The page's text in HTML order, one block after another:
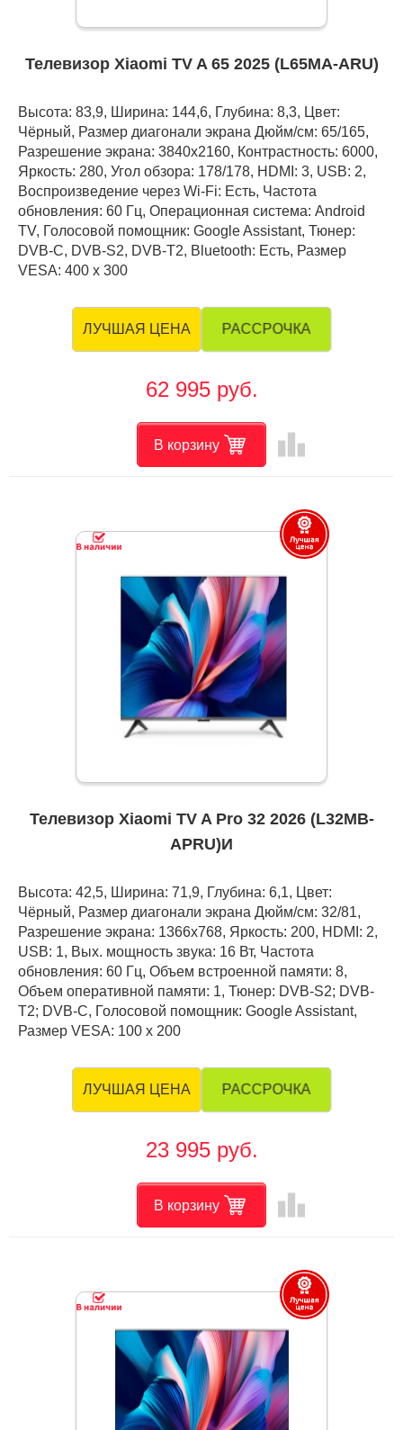
Телевизор Xiaomi TV A 65 2025 (L65MA-ARU)
Высота: 83,9, Ширина: 144,6, Глубина: 8,3, Цвет:
Чёрный, Размер диагонали экрана Дюйм/см: 65/165,
Разрешение экрана: 3840x2160, Контрастность: 6000,
Яркость: 280, Угол обзора: 178/178, HDMI: 3, USB: 2,
Воспроизведение через Wi-Fi: Есть, Частота
обновления: 60 Гц, Операционная система: Android
TV, Голосовой помощник: Google Assistant, Тюнер:
DVB-C, DVB-S2, DVB-T2, Bluetooth: Есть, Размер
VESA: 400 х 300
ЛУЧШАЯ ЦЕНА РАССРОЧКА
62 995 руб.
В корзину leaderboard
Телевизор Xiaomi TV A Pro 32 2026 (L32MB-
APRU)И
Высота: 42,5, Ширина: 71,9, Глубина: 6,1, Цвет:
Чёрный, Размер диагонали экрана Дюйм/см: 32/81,
Разрешение экрана: 1366x768, Яркость: 200, HDMI: 2,
USB: 1, Вых. мощность звука: 16 Вт, Частота
обновления: 60 Гц, Объем встроенной памяти: 8,
Объем оперативной памяти: 1, Тюнер: DVB-S2; DVB-
T2; DVB-C, Голосовой помощник: Google Assistant,
Размер VESA: 100 х 200
ЛУЧШАЯ ЦЕНА РАССРОЧКА
23 995 руб.
В корзину leaderboard